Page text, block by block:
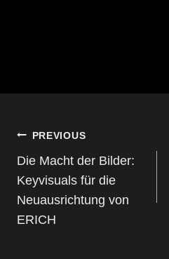
BEITRAGS-
NAVIGATION
PREVIOUS
Die Macht der Bilder:
Keyvisuals für die
Neuausrichtung von
ERICH